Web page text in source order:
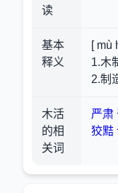
读
基本
释义
[ mù
1.木
2.制
木活
的相
关词
严肃
狡黠